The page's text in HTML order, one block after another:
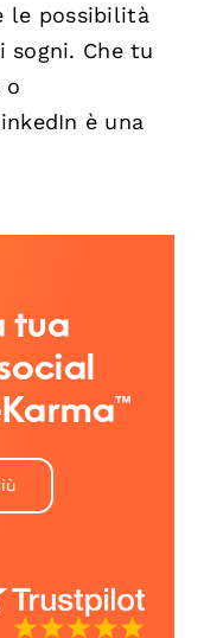
le possibilità
Che tu
o
è una
tua